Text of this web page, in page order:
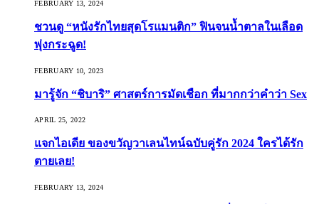
FEBRUARY 13, 2024
ชวนดู “หนังรักไทยสุดโรแมนติก” ฟินจนน้ำตาลในเลือด
พุ่งกระฉูด!
FEBRUARY 10, 2023
มารู้จัก “ชิบาริ” ศาสตร์การมัดเชือก ที่มากกว่าคำว่า Sex
APRIL 25, 2022
แจกไอเดีย ของขวัญวาเลนไทน์ฉบับคู่รัก 2024 ใครได้รัก
ตายเลย!
FEBRUARY 13, 2024